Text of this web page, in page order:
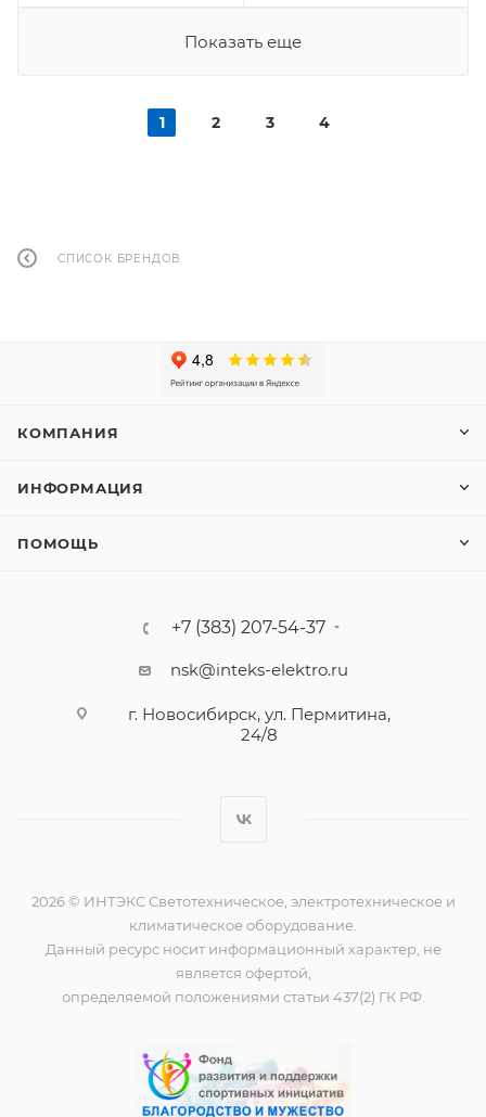
Показать еще
1 2 3 4
СПИСОК БРЕНДОВ
КОМПАНИЯ
ИНФОРМАЦИЯ
ПОМОЩЬ
+7 (383) 207-54-37
nsk@inteks-elektro.ru
г. Новосибирск, ул. Пермитина,
24/8
2026 © ИНТЭКС Светотехническое, электротехническое и
климатическое оборудование.
Данный ресурс носит информационный характер, не
является офертой,
определяемой положениями статьи 437(2) ГК РФ.